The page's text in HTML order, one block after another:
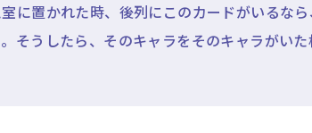
に置かれた時、後列にこのカードがいるな
そうしたら、そのキャラをそのキャラがいた